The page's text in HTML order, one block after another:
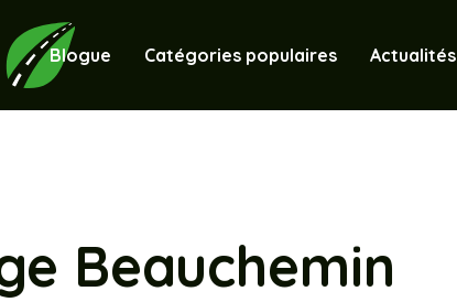
Blogue Catégories populaires Actualités
Beauchemin